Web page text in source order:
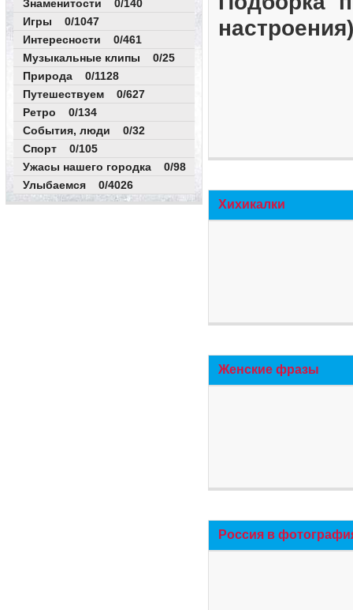
Знаменитости 0/140
Игры 0/1047
Интересности 0/461
Музыкальные клипы 0/25
Природа 0/1128
Путешествуем 0/627
Ретро 0/134
События, люди 0/32
Спорт 0/105
Ужасы нашего городка 0/98
Улыбаемся 0/4026
Хихикалки
Женские фразы
Россия в